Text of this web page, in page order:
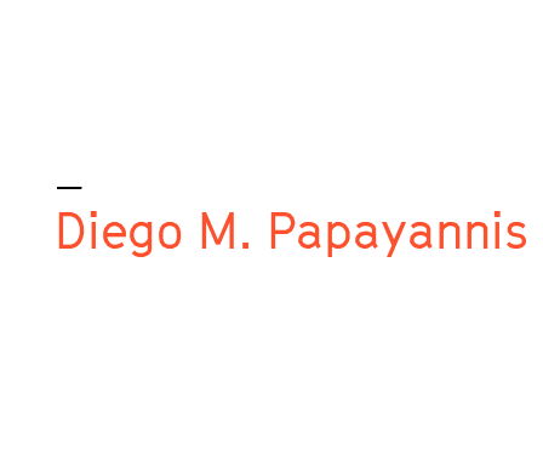
_
Diego M. Papayannis